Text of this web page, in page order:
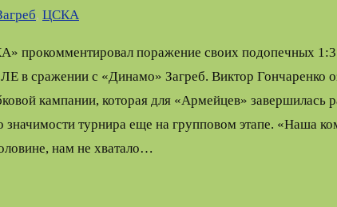
, ЦСКА
прокомментировал поражение своих подопечных
в сражении с «Динамо» Загреб. Виктор Гончаренко
кампании, которая для «Армейцев» завершилась
значимости турнира еще на групповом этапе. «Наша
нам не хватало…